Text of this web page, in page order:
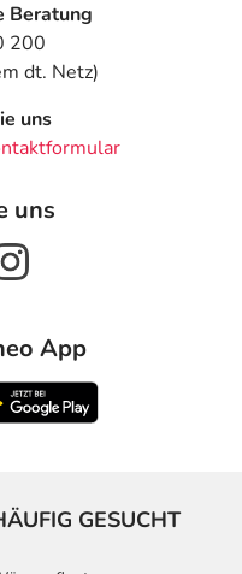
Beratung
200
dt. Netz)
uns
uns
App
GESUCHT